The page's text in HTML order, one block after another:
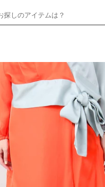
探しのアイテムは？